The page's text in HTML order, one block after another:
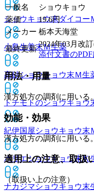
ショウキョウ末ダイコー
小島生姜末Ｍ生薬
高砂ショウキョウ末Ｍ生
トチモトのショウキョウ
紀伊国屋ショウキョウ末
ホリエショウキョウ末Ｋ
ナカジマショウキョウ末
一般名
ショウキョウ
薬価
19.6円
メーカー 栃本天海堂
最終更新
2024年03月改
添付文書の
用法・用量
漢方処方の調剤に用いる。
効能・効果
漢方処方の調剤に用いる。
適用上の注意、取扱
（取扱い上の注意）